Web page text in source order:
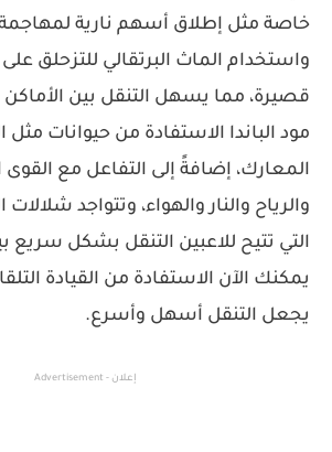
خاصة مثل إطلاق أسهم نارية لمهاجمة
واستخدام الماث البرتقالي للتزحلق
قصيرة، مما يسهل التنقل بين
مود الباندا الاستفادة من حيوانات مثل
المعارك، إضافةً إلى التفاعل مع القوى
والرياح والنار والهواء، وتتواجد
التي تتيح للاعبين التنقل بشكل سريع
يمكنك الآن الاستفادة من القيادة
يجعل التنقل أسهل وأسرع.
إعلان - Advertisement